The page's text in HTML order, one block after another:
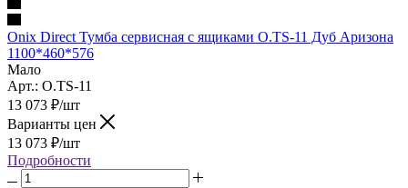
Onix Direct Тумба сервисная с ящиками O.TS-11 Дуб Аризона
1100*460*576
Мало
Арт.: O.TS-11
13 073 ₽/шт
Варианты цен
13 073 ₽/шт
Подробности